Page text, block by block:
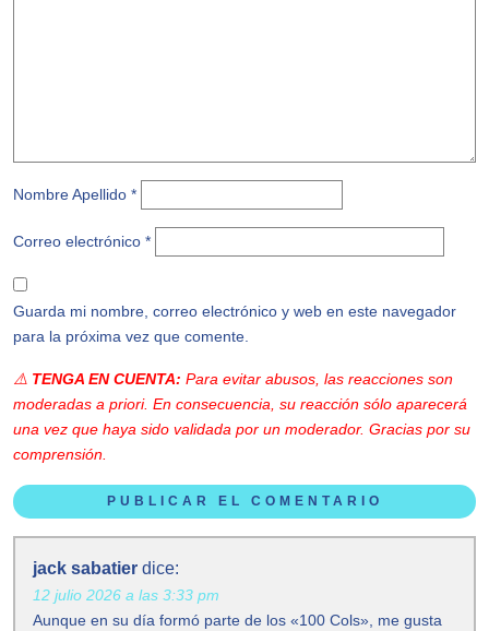
jack sabatier dice:
12 julio 2026 a las 3:33 pm
Aunque en su día formó parte de los «100 Cols», me gusta
Nombre Apellido *
Correo electrónico *
Guarda mi nombre, correo electrónico y web en este navegador
para la próxima vez que comente.
⚠️ TENGA EN CUENTA: Para evitar abusos, las reacciones son
moderadas a priori. En consecuencia, su reacción sólo aparecerá
una vez que haya sido validada por un moderador. Gracias por su
comprensión.